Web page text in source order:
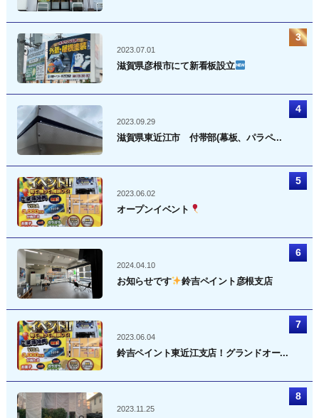
2023.07.01
滋賀県彦根市にて新看板設立
2023.09.29
滋賀県東近江市 付帯部(幕板、パラペ...
2023.06.02
オープンイベント
2024.04.10
お知らせです 鈴吉ペイント彦根支店
2023.06.04
鈴吉ペイント東近江支店！グランドオー...
2023.11.25